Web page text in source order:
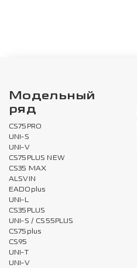
Модельный
ряд
CS75PRO
UNI-S
UNI-V
CS75PLUS NEW
CS35 MAX
ALSVIN
EADOplus
UNI-L
CS35PLUS
UNI-S / CS55PLUS
CS75plus
CS95
UNI-T
UNI-V